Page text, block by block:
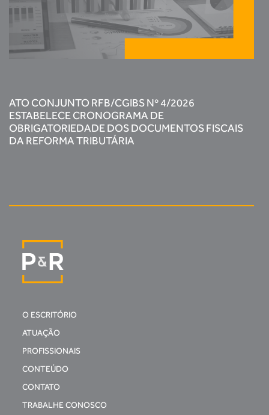
ATO CONJUNTO RFB/CGIBS Nº 4/2026
ESTABELECE CRONOGRAMA DE
OBRIGATORIEDADE DOS DOCUMENTOS FISCAIS
DA REFORMA TRIBUTÁRIA
O ESCRITÓRIO
ATUAÇÃO
PROFISSIONAIS
CONTEÚDO
CONTATO
TRABALHE CONOSCO